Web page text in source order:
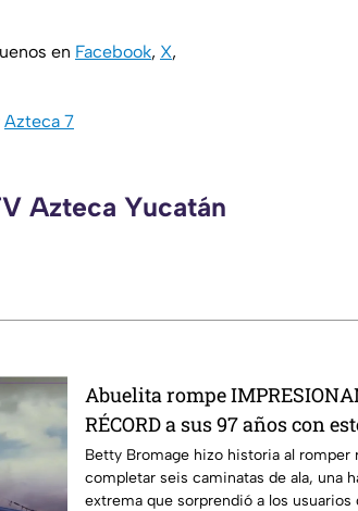
en Facebook, X,
Azteca 7
Azteca Yucatán
Abuelita rompe
RÉCORD a sus 97 años con
extremo
Betty Bromage hizo historia al romper
completar seis caminatas de ala, una
extrema que sorprendió a los usuarios